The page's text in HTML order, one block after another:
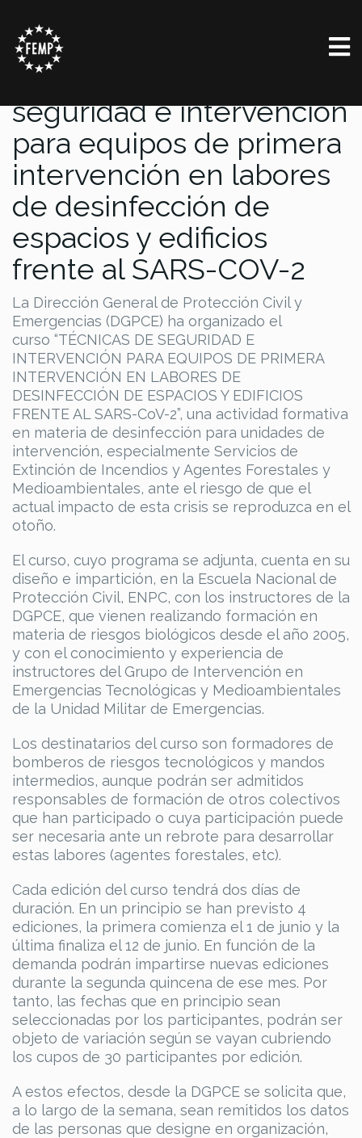
Formación: Técnicas de
seguridad e intervención
para equipos de primera
intervención en labores
de desinfección de
espacios y edificios
frente al SARS-COV-2
La Dirección General de Protección Civil y
Emergencias (DGPCE) ha organizado el
curso “TÉCNICAS DE SEGURIDAD E
INTERVENCIÓN PARA EQUIPOS DE PRIMERA
INTERVENCIÓN EN LABORES DE
DESINFECCIÓN DE ESPACIOS Y EDIFICIOS
FRENTE AL SARS-CoV-2”, una actividad formativa
en materia de desinfección para unidades de
intervención, especialmente Servicios de
Extinción de Incendios y Agentes Forestales y
Medioambientales, ante el riesgo de que el
actual impacto de esta crisis se reproduzca en el
otoño.
El curso, cuyo programa se adjunta, cuenta en su
diseño e impartición, en la Escuela Nacional de
Protección Civil, ENPC, con los instructores de la
DGPCE, que vienen realizando formación en
materia de riesgos biológicos desde el año 2005,
y con el conocimiento y experiencia de
instructores del Grupo de Intervención en
Emergencias Tecnológicas y Medioambientales
de la Unidad Militar de Emergencias.
Los destinatarios del curso son formadores de
bomberos de riesgos tecnológicos y mandos
intermedios, aunque podrán ser admitidos
responsables de formación de otros colectivos
que han participado o cuya participación puede
ser necesaria ante un rebrote para desarrollar
estas labores (agentes forestales, etc).
Cada edición del curso tendrá dos días de
duración. En un principio se han previsto 4
ediciones, la primera comienza el 1 de junio y la
última finaliza el 12 de junio. En función de la
demanda podrán impartirse nuevas ediciones
durante la segunda quincena de ese mes. Por
tanto, las fechas que en principio sean
seleccionadas por los participantes, podrán ser
objeto de variación según se vayan cubriendo
los cupos de 30 participantes por edición.
A estos efectos, desde la DGPCE se solicita que,
a lo largo de la semana, sean remitidos los datos
de las personas que designe en organización,